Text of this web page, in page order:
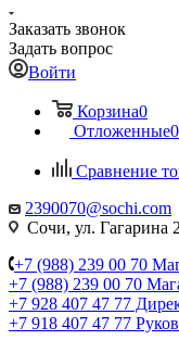
Заказать звонок
Задать вопрос
Войти
Корзина0
Отложенные0
Сравнение
2390070@sochi.com
Сочи, ул. Гагарина
+7 (988) 239 00 70
+7 (988) 239 00 70
+7 928 407 47 77
+7 918 407 47 77